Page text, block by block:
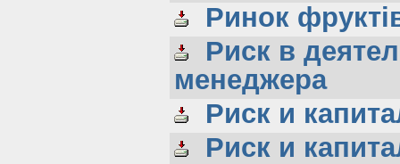
Ринок
Риск в
менеджера
Риск и
Риск и